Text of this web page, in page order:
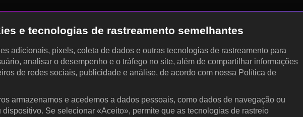
e tecnologias de rastreamento semelhantes
adicionais, pixels, coleta de dados e outras tecnologias de rastreamento para
analisar o desempenho e o tráfego no site, além de compartilhar informações
de redes sociais, publicidade e análise, de acordo com nossa Política de
armazenamos e acedemos a dados pessoais, como dados de navegação ou
Se selecionar «Aceito», permite que as tecnologias de rastreio